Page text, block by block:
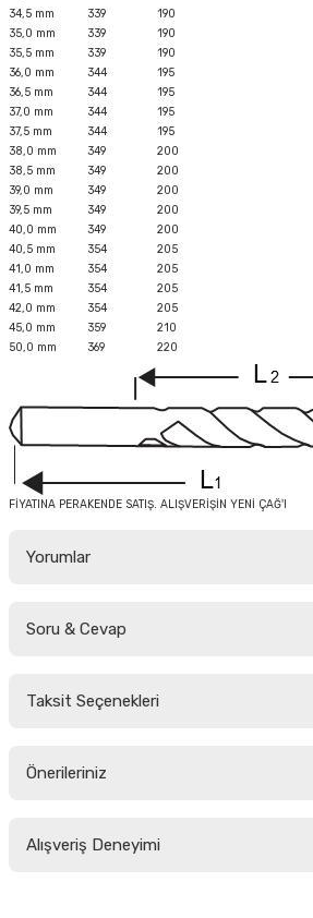
34,5 mm
339
190
35,0 mm
339
190
35,5 mm
339
190
36,0 mm
344
195
36,5 mm
344
195
37,0 mm
344
195
37,5 mm
344
195
38,0 mm
349
200
38,5 mm
349
200
39,0 mm
349
200
39,5 mm
349
200
40,0 mm
349
200
40,5 mm
354
205
41,0 mm
354
205
41,5 mm
354
205
42,0 mm
354
205
45,0 mm
359
210
50,0 mm
369 220
FİYATINA PERAKENDE SATIŞ. ALIŞVERİŞİN YENİ ÇAĞ'I
Yorumlar
Soru & Cevap
Taksit Seçenekleri
Önerileriniz
yetersiz gördüğünüz noktaları öneri
Alışveriş Deneyimi